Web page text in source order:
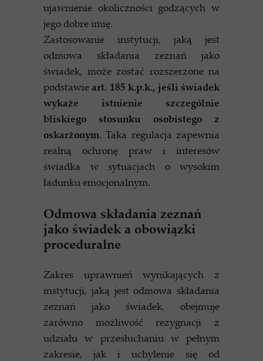
ujawnienie okoliczności godzących w
jego dobre imię.
Zastosowanie instytucji, jaką jest
odmowa składania zeznań jako
świadek, może zostać rozszerzone na
podstawie art. 185 k.p.k., jeśli świadek
wykaże istnienie szczególnie
bliskiego stosunku osobistego z
oskarżonym. Taka regulacja zapewnia
realną ochronę praw i interesów
świadka w sytuacjach o wysokim
ładunku emocjonalnym.
Odmowa składania zeznań
jako świadek a obowiązki
proceduralne
Zakres uprawnień wynikających z
instytucji, jaką jest odmowa składania
zeznań jako świadek, obejmuje
zarówno możliwość rezygnacji z
udziału w przesłuchaniu w pełnym
zakresie, jak i uchylenie się od